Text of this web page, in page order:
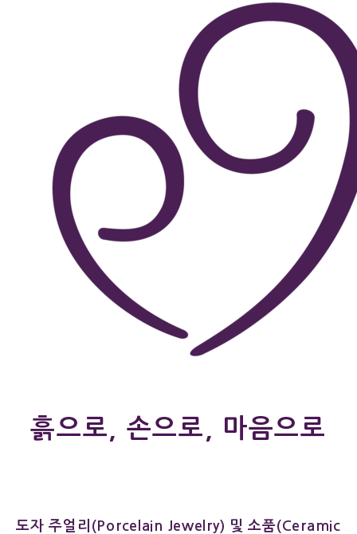
흙으로, 손으로, 마음으로
도자 주얼리(Porcelain Jewelry) 및 소품(Ceramic